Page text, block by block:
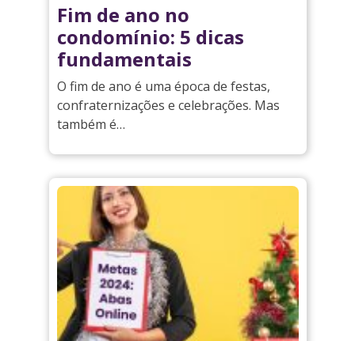
Fim de ano no
condomínio: 5 dicas
fundamentais
O fim de ano é uma época de festas,
confraternizações e celebrações. Mas
também é…